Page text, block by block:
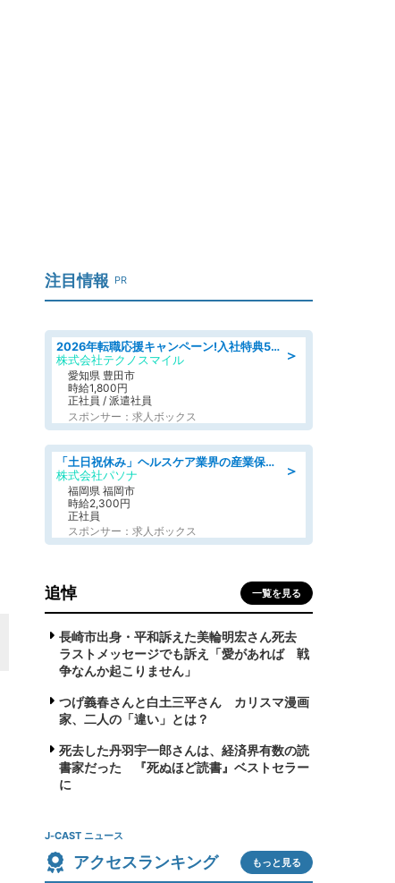
注目情報 PR
＞
2026年転職応援キャンペーン!入社特典58万円/デンソーで働こう!自動車工場で小型部品の検査業務 denso aichi
株式会社テクノスマイル
愛知県 豊田市
時給1,800円
正社員 / 派遣社員
スポンサー：求人ボックス
＞
「土日祝休み」ヘルスケア業界の産業保健師/高時給/未経験OK/要資格:保健師、正看護師
株式会社パソナ
福岡県 福岡市
時給2,300円
正社員
スポンサー：求人ボックス
追悼 一覧を見る
長崎市出身・平和訴えた美輪明宏さん死去
ラストメッセージでも訴え「愛があれば 戦
争なんか起こりません」
つげ義春さんと白土三平さん カリスマ漫画
家、二人の「違い」とは？
死去した丹羽宇一郎さんは、経済界有数の読
書家だった 『死ぬほど読書』ベストセラー
に
J-CAST ニュース
アクセスランキング もっと見る